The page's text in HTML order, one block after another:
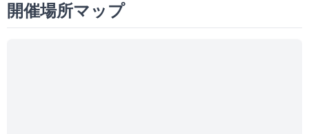
開催場所マップ